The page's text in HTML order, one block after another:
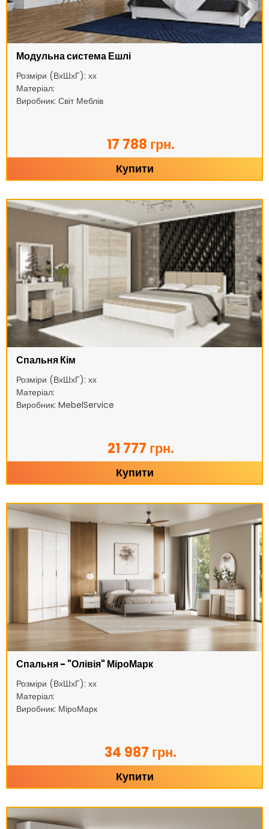
Модульна система Ешлі
Розміри (ВхШхГ): хх
Матеріал:
Виробник: Світ Меблів
17 788 грн.
Купити
Спальня Кім
Розміри (ВхШхГ): хх
Матеріал:
Виробник: MebelService
21 777 грн.
Купити
Спальня - "Олівія" МіроМарк
Розміри (ВхШхГ): хх
Матеріал:
Виробник: МіроМарк
34 987 грн.
Купити